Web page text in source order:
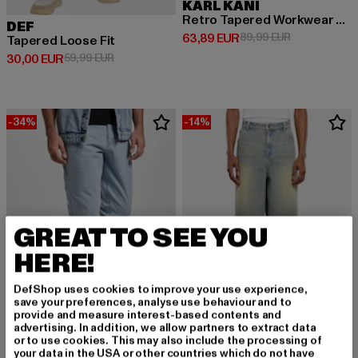
DEF
Tapered Loose Fit
30,00 EUR
Derzeitiger Preis: 30,00 EUR
59,99 EURAktionspreis: 59,99 EUR
KARL KANI
Retro Tapered Workwear Denim Loose
63,89 EUR
Derzeitiger Preis: 63,89 EUR
89,99 EURAktionspreis:
-34%
KARL KANI
-14%
KARL KANI
GREAT TO SEE YOU
HERE!
DefShop uses cookies to improve your use experience,
save your preferences, analyse use behaviour and to
provide and measure interest-based contents and
advertising. In addition, we allow partners to extract data
or to use cookies. This may also include the processing of
your data in the USA or other countries which do not have